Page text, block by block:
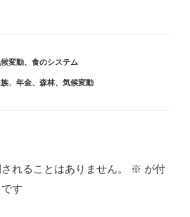
変動、 食のシステム
、 年金、 森林、 気候変動
れることはありません。 ※ が付
す